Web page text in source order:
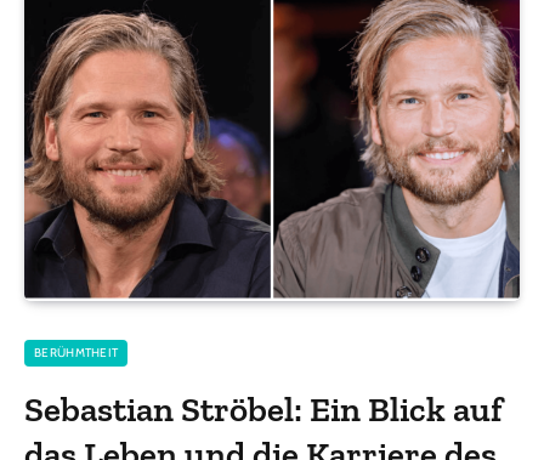
BERÜHMTHEIT
Sebastian Ströbel: Ein Blick auf